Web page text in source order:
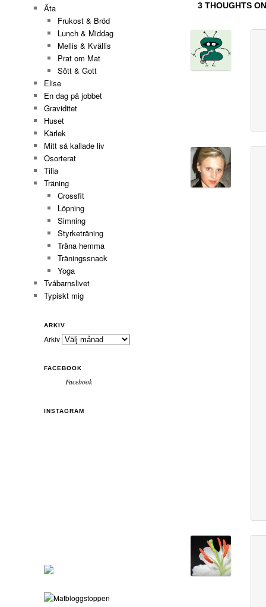
3 THOUGHTS
Äta
Frukost & Bröd
Lunch & Middag
Mellis & Kvällis
Prat om Mat
Sött & Gott
Elise
En dag på jobbet
Graviditet
Huset
Kärlek
Mitt så kallade liv
Osorterat
Tilia
Träning
Crossfit
Löpning
Simning
Styrketräning
Träna hemma
Träningssnack
Yoga
Tvåbarnslivet
Typiskt mig
ARKIV
Arkiv
FACEBOOK
Facebook
INSTAGRAM